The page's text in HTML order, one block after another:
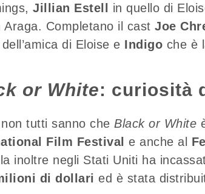
Jillian Estell in quello di
Araga. Completano il cast Joe
di Eloise e Indigo che è
or White: curiosità
tutti sanno che Black or White
Film Festival e anche al
inoltre negli Stati Uniti ha
di dollari ed è stata